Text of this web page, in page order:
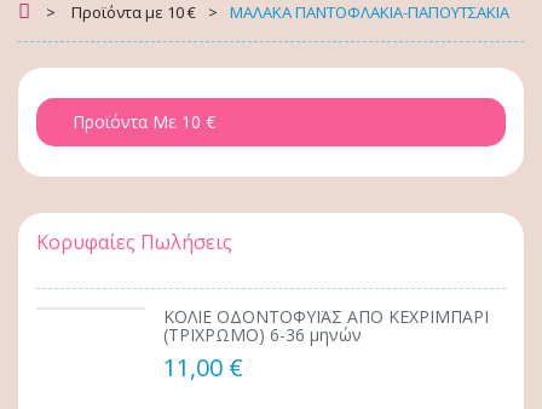
> Προϊόντα με 10 € > ΜΑΛΑΚΑ ΠΑΝΤΟΦΛΑΚΙΑ-ΠΑΠΟΥΤΣΑΚΙΑ
Προϊόντα Με 10 €
Κορυφαίες Πωλήσεις
ΚΟΛΙΕ ΟΔΟΝΤΟΦΥΪΑΣ ΑΠΟ ΚΕΧΡΙΜΠΑΡΙ
(ΤΡΙΧΡΩΜΟ) 6-36 μηνών
11,00 €